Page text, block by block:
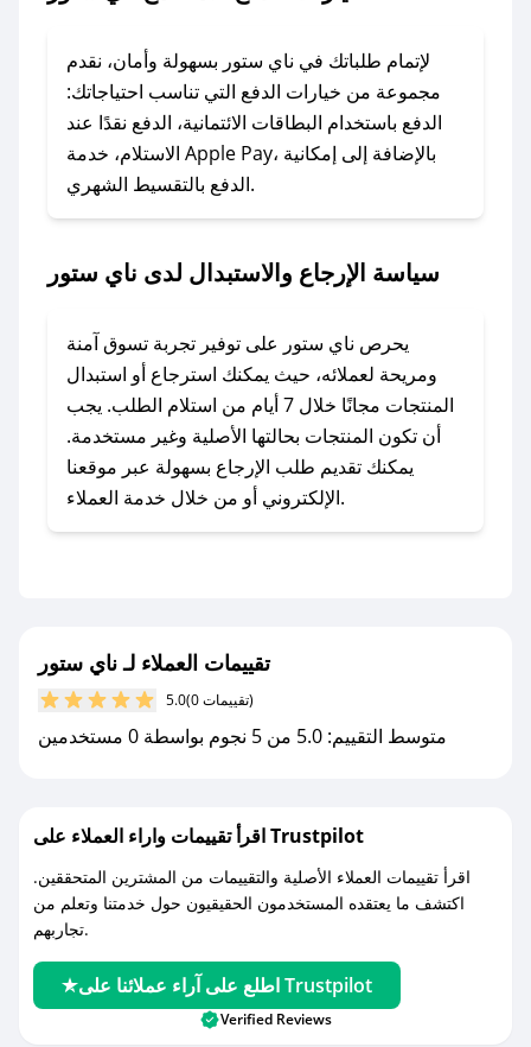
الرسائل الخاصة على تويتر أو البريد الإلكتروني،
وسنقوم بحل المشكلة في أسرع وقت ممكن.
### ماذا أفعل إذا لم أجد كود خصم لمتجري
المفضل؟
في حال عدم توفر كوبونات لمتجرك المفضل، يمكنك
أسرع وقت ممكن.
### كيف تحصل على كوبونات خصم حصرية من ناي
ستور؟
للحصول على كوبونات وخصومات حصرية، قم بما
يلي:
- اضغط على أيقونة متابعة لمتجر ناي ستور في
تطبيق صحصح.
مع صحصح، تسوق بذكاء ووفّر على كل مشترياتك مع
لإتمام طلباتك في ناي ستور بسهولة وأمان، نقدم
مجموعة من خيارات الدفع التي تناسب احتياجاتك:
الدفع باستخدام البطاقات الائتمانية، الدفع نقدًا عند
الاستلام، خدمة Apple Pay، بالإضافة إلى إمكانية
الدفع بالتقسيط الشهري.
سياسة الإرجاع والاستبدال لدى ناي ستور
يحرص ناي ستور على توفير تجربة تسوق آمنة
ومريحة لعملائه، حيث يمكنك استرجاع أو استبدال
المنتجات مجانًا خلال 7 أيام من استلام الطلب. يجب
أن تكون المنتجات بحالتها الأصلية وغير مستخدمة.
يمكنك تقديم طلب الإرجاع بسهولة عبر موقعنا
الإلكتروني أو من خلال خدمة العملاء.
تقييمات العملاء لـ ناي ستور
5.0 (0 تقييمات)
متوسط التقييم: 5.0 من 5 نجوم بواسطة 0 مستخدمين
اقرأ تقييمات واراء العملاء على Trustpilot
اقرأ تقييمات العملاء الأصلية والتقييمات من المشترين المتحققين.
اكتشف ما يعتقده المستخدمون الحقيقيون حول خدمتنا وتعلم من
تجاربهم.
اطلع على آراء عملائنا على Trustpilot
Verified Reviews